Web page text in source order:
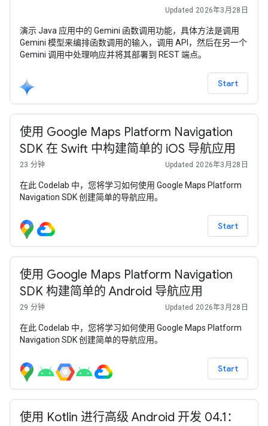
Updated 2026年3月28日
演示 Java 应用中的 Gemini 函数调用功能，具体方法是调用
Gemini 模型来编排函数调用的输入，调用 API，然后在另一个
Gemini 调用中处理响应并将其部署到 REST 端点。
Start
使用 Google Maps Platform Navigation
SDK 在 Swift 中构建简单的 iOS 导航应用
23 分钟 Updated 2026年3月28日
在此 Codelab 中，您将学习如何使用 Google Maps Platform
Navigation SDK 创建简单的导航应用。
Start
使用 Google Maps Platform Navigation
SDK 构建简单的 Android 导航应用
29 分钟 Updated 2026年3月28日
在此 Codelab 中，您将学习如何使用 Google Maps Platform
Navigation SDK 创建简单的导航应用。
Start
使用 Kotlin 进行高级 Android 开发 04.1：